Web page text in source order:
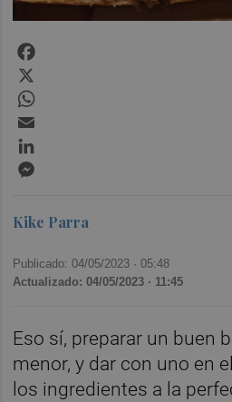
Kike Parra
Publicado: 04/05/2023 ·05:48
Actualizado: 04/05/2023 · 11:45
Eso sí, preparar un buen
menor, y dar con uno en
los ingredientes a la